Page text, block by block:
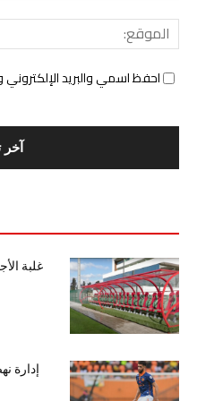
احفظ اسمي والبريد
غلبة
إدارة